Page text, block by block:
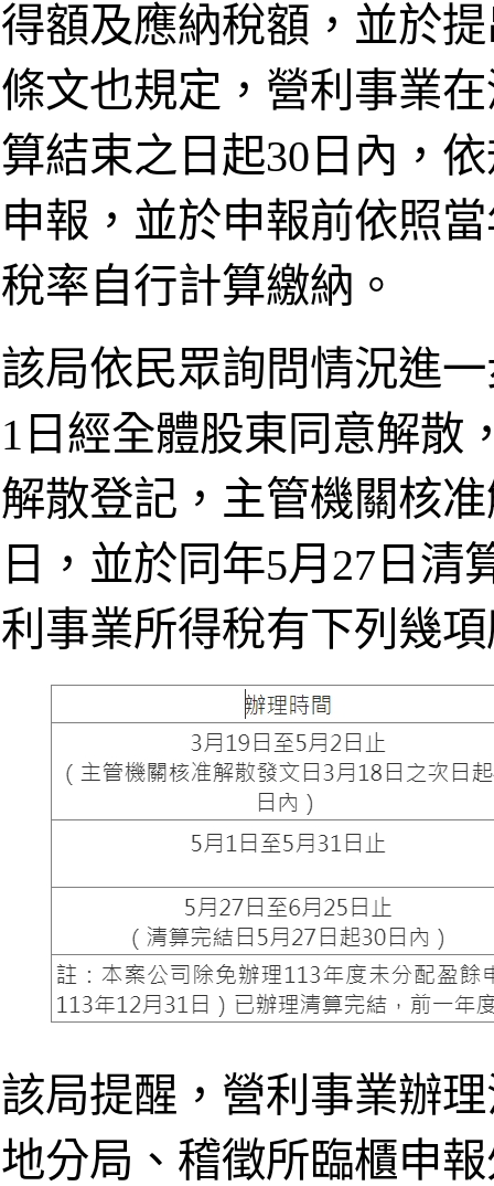
得額及應納稅額，並於
條文也規定，營利事業
算結束之日起30日內，
申報，並於申報前依照
稅率自行計算繳納。
該局依民眾詢問情況進
1日經全體股東同意解散
解散登記，主管機關核
日，並於同年5月27日清
利事業所得稅有下列幾
該局提醒，營利事業辦
地分局、稽徵所臨櫃申